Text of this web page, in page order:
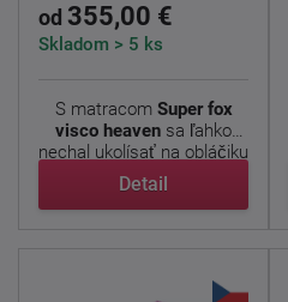
od 355,00 €
Skladom > 5 ks
S matracom Super fox
visco heaven sa ľahko
nechal ukolísať na obláčiku
...
Detail